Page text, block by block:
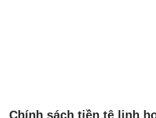
Chính sách tiền tệ linh